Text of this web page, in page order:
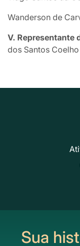
Wanderson de
V. Representante
dos Santos Coelho
Sua